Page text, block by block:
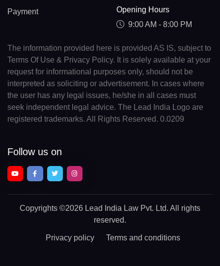
Payment
Opening Hours
9:00 AM - 8:00 PM
The information provided here is provided AS IS, subject to
Terms Of Use & Privacy Policy. It is solely available at your
request for informational purposes only, should not be
interpreted as soliciting or advertisement. In cases where
the user has any legal issues, he/she in all cases must
seek independent legal advice. The Lead India Logo are
registered trademarks. All Rights Reserved. 0.0209
Follow us on
Copyrights ©2026 Lead India Law Pvt. Ltd. All rights
reserved.
Privacy policy Terms and conditions